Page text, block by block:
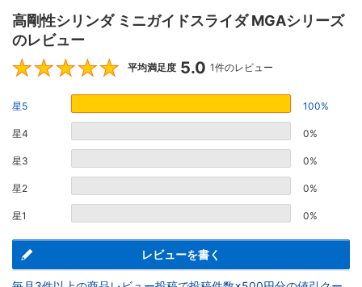
高剛性シリンダ ミニガイドスライダ MGAシリーズ
のレビュー
5
平均満足度 5.0 1件のレビュー
星5 100%
星4 0%
星3 0%
星2 0%
星1 0%
レビューを書く